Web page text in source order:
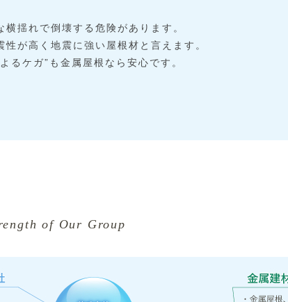
揺れで倒壊する危険があります。
が高く地震に強い屋根材と言えます。
るケガ”も金属屋根なら安心です。
of Our Group